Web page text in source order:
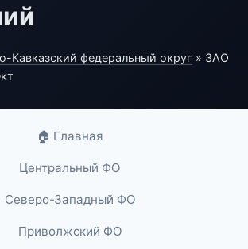
Кавказский федеральный округ » ЗАО
🏠 Главная
Центральный ФО
Северо-Западный ФО
Приволжский ФО